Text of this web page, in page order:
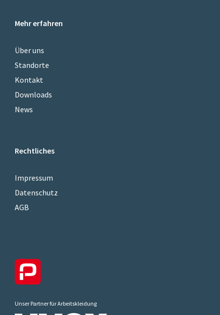
Mehr erfahren
Über uns
Standorte
Kontakt
Downloads
News
Rechtliches
Impressum
Datenschutz
AGB
Unser Partner für Arbeitskleidung